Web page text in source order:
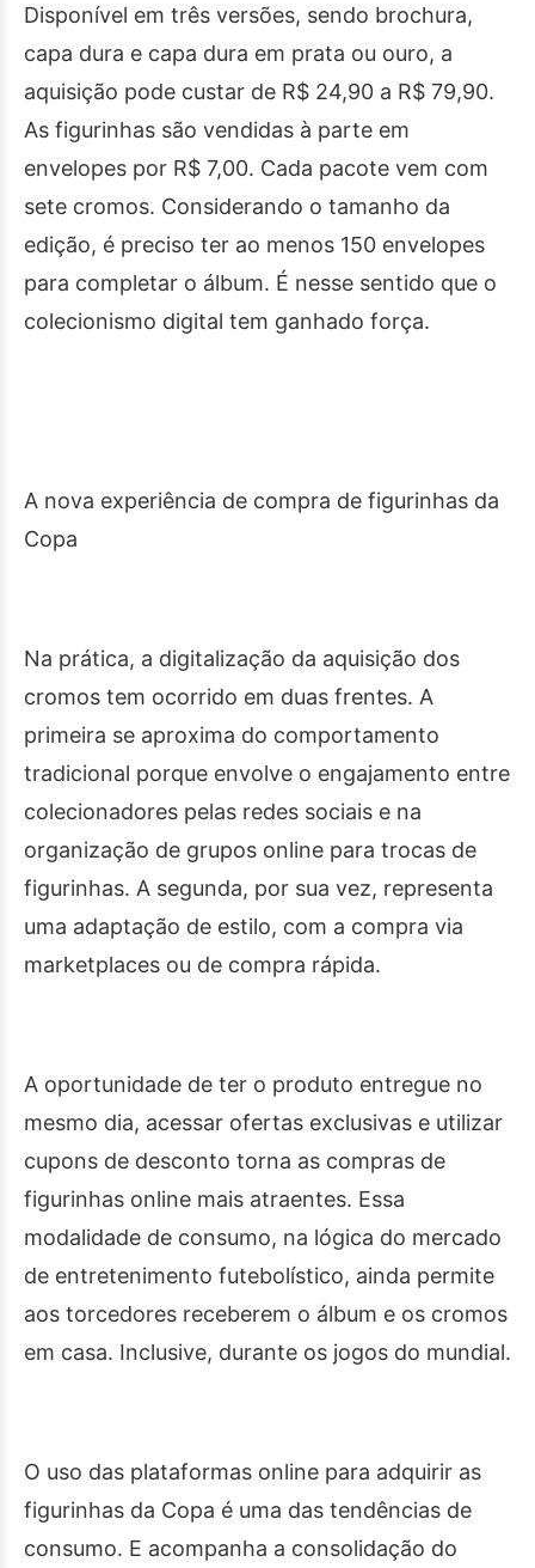
Disponível em três versões, sendo brochura,
capa dura e capa dura em prata ou ouro, a
aquisição pode custar de R$ 24,90 a R$ 79,90.
As figurinhas são vendidas à parte em
envelopes por R$ 7,00. Cada pacote vem com
sete cromos. Considerando o tamanho da
edição, é preciso ter ao menos 150 envelopes
para completar o álbum. É nesse sentido que o
colecionismo digital tem ganhado força.
A nova experiência de compra de figurinhas da
Copa
Na prática, a digitalização da aquisição dos
cromos tem ocorrido em duas frentes. A
primeira se aproxima do comportamento
tradicional porque envolve o engajamento entre
colecionadores pelas redes sociais e na
organização de grupos online para trocas de
figurinhas. A segunda, por sua vez, representa
uma adaptação de estilo, com a compra via
marketplaces ou de compra rápida.
A oportunidade de ter o produto entregue no
mesmo dia, acessar ofertas exclusivas e utilizar
cupons de desconto torna as compras de
figurinhas online mais atraentes. Essa
modalidade de consumo, na lógica do mercado
de entretenimento futebolístico, ainda permite
aos torcedores receberem o álbum e os cromos
em casa. Inclusive, durante os jogos do mundial.
O uso das plataformas online para adquirir as
figurinhas da Copa é uma das tendências de
consumo. E acompanha a consolidação do